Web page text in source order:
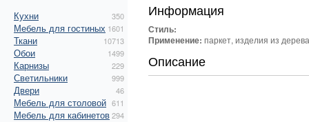
Кухни 350
Мебель для гостиных 1601
Ткани 10713
Обои 1499
Карнизы 229
Светильники 999
Двери 46
Мебель для столовой 611
Мебель для кабинетов294
Информация
Стиль:
Применение: паркет, изделия из дерева
Описание